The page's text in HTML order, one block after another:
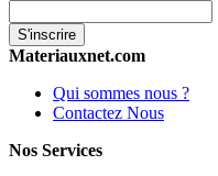
S'inscrire
Materiauxnet.com
Qui sommes nous ?
Contactez Nous
Nos Services